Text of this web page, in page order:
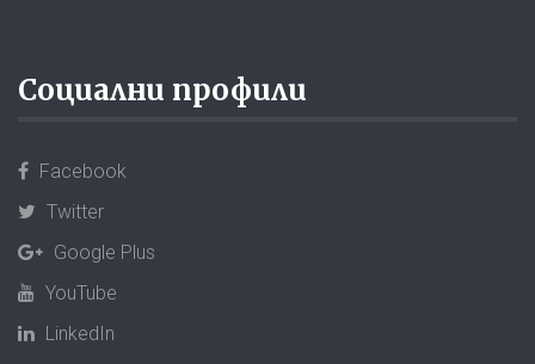
Социални профили
Facebook
Twitter
Google Plus
YouTube
LinkedIn